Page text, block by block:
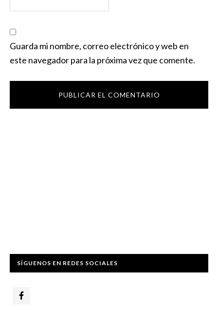
Guarda mi nombre, correo electrónico y web en
este navegador para la próxima vez que comente.
SÍGUENOS EN REDES SOCIALES